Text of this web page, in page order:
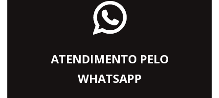
ATENDIMENTO PELO
WHATSAPP